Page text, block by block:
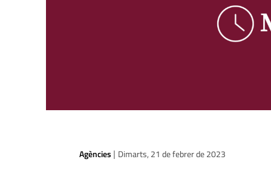
Agències | Dimarts, 21 de febrer de 2023